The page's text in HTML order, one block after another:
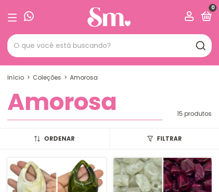
0
Início > Coleções > Amorosa
Amorosa 15 produtos
ORDENAR FILTRAR